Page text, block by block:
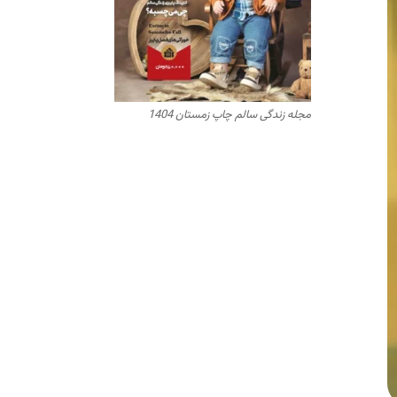
مجله زندگی سالم چاپ زمستان 1404